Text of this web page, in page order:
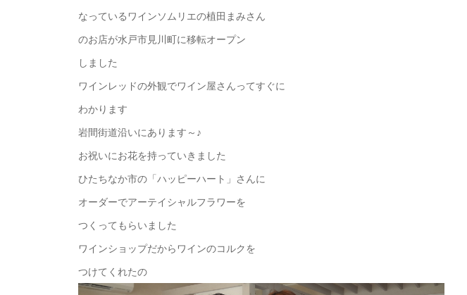
なっているワインソムリエの植田まみさん
のお店が水戸市見川町に移転オープン
しました
ワインレッドの外観でワイン屋さんってすぐに
わかります
岩間街道沿いにあります～♪
お祝いにお花を持っていきました
ひたちなか市の「ハッピーハート」さんに
オーダーでアーテイシャルフラワーを
つくってもらいました
ワインショップだからワインのコルクを
つけてくれたの